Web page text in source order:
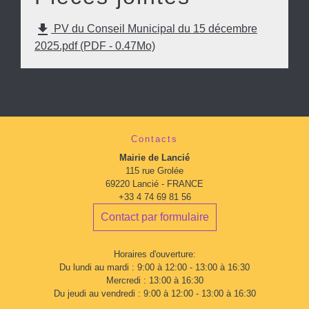
file_download
PV du Conseil Municipal du 15 décembre
2025.pdf (PDF - 0.47Mo)
Contacts
Mairie de Lancié
115 rue Grolée
69220 Lancié - FRANCE
+33 4 74 69 81 56
Contact par formulaire
Horaires d'ouverture:
Du lundi au mardi : 9:00 à 12:00 - 13:00 à 16:30
Mercredi : 13:00 à 16:30
Du jeudi au vendredi : 9:00 à 12:00 - 13:00 à 16:30